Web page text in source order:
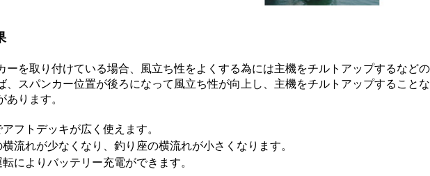
ーを取り付けている場合、風立ち性をよくする為には主機をチルトアップするなど
、スパンカー位置が後ろになって風立ち性が向上し、主機をチルトアップすること
ります。
フトデッキが広く使えます。
流れが少なくなり、釣り座の横流れが小さくなります。
によりバッテリー充電ができます。